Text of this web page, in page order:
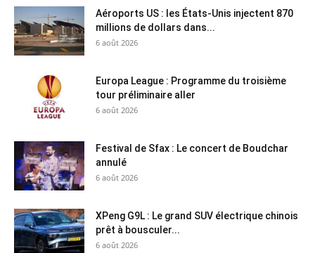
Aéroports US : les États-Unis injectent 870
millions de dollars dans...
6 août 2026
Europa League : Programme du troisième
tour préliminaire aller
6 août 2026
Festival de Sfax : Le concert de Boudchar
annulé
6 août 2026
XPeng G9L : Le grand SUV électrique chinois
prêt à bousculer...
6 août 2026